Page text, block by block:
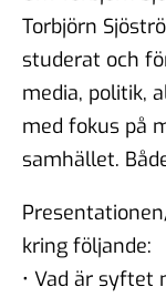
Torbjörn
studerat och
media, politik,
med fokus på
samhället.
kring följande:
• Vad är syftet